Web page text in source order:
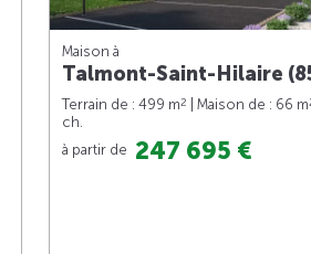
Maison à
Talmont-Saint-Hilaire
Terrain de : 499 m2 | Maison de : 66 m
ch.
à partir de 247 695 €